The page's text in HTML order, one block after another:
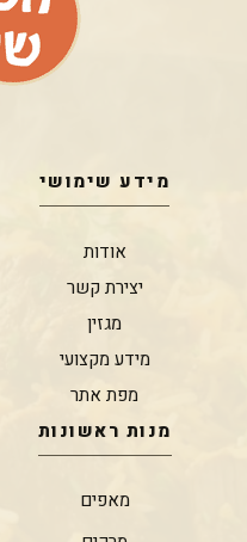
מידע שימושי
אודות
יצירת קשר
מגזין
מידע מקצועי
מפת אתר
מנות ראשונות
מאפים